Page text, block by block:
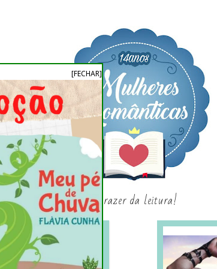
[FECHAR]
o prazer da leitura!